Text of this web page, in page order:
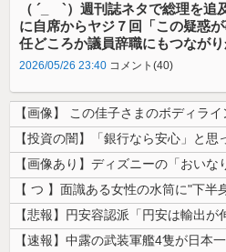
（ ´_ゝ`）週刊誌ネタで総理を
に自席からヤジ７回「この疑惑
任どころか議員辞職にもつながり
2026/05/26 23:40 コメント(40)